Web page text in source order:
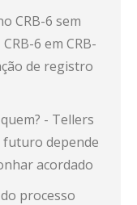
CRB-6 sem
6 em CRB-
de registro
- Tellers
futuro depende
acordado
processo